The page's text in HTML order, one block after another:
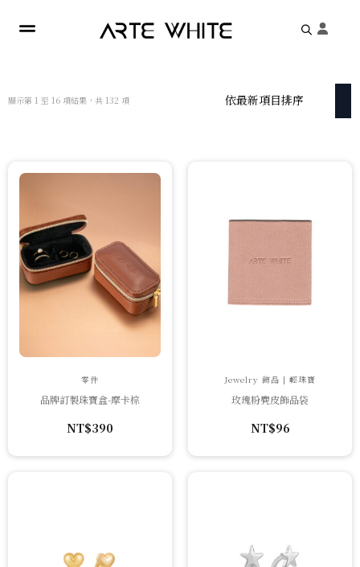
顯示第 1 至 16 項結果，共 132 項依
零件
品牌訂製珠寶盒-摩卡棕
NT$390
Jewelry 飾品 | 輕珠寶
玫瑰粉麂皮飾品袋
NT$96